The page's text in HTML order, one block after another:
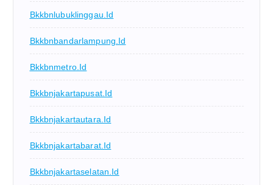
Bkkbnlubuklinggau.id
Bkkbnbandarlampung.id
Bkkbnmetro.id
Bkkbnjakartapusat.id
Bkkbnjakartautara.id
Bkkbnjakartabarat.id
Bkkbnjakartaselatan.id